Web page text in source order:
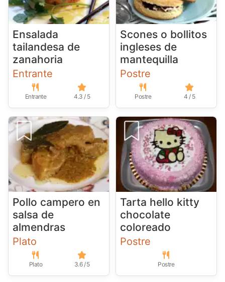
Ensalada
tailandesa de
zanahoria
Entrante
Entrante 4.3 / 5
Scones o bollitos
ingleses de
mantequilla
Postre
Postre 4 / 5
Pollo campero en
salsa de
almendras
Plato
Plato 3.6 / 5
Tarta hello kitty
chocolate
coloreado
Postre
Postre